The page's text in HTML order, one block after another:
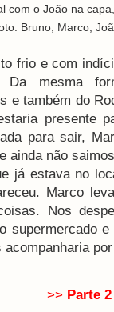
com o João na
Bruno, Marco,
frio e com
Da mesma
e também do
presente
para sair,
ainda não
já estava no
Marco
Nos
supermercado
>> Parte 2